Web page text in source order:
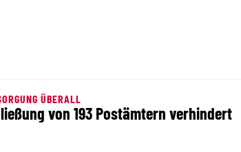
ÜBERALL
von 193 Postämtern verhindert